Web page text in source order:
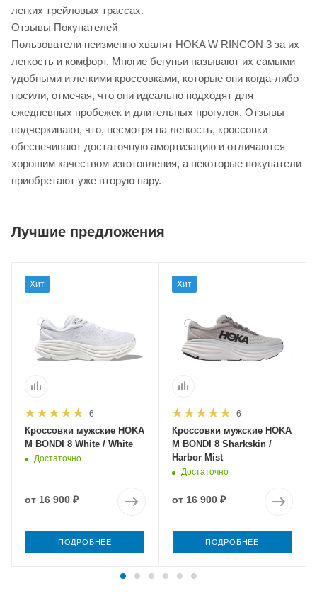
легких трейловых трассах.
Отзывы Покупателей
Пользователи неизменно хвалят HOKA W RINCON 3 за их
легкость и комфорт. Многие бегуньи называют их самыми
удобными и легкими кроссовками, которые они когда-либо
носили, отмечая, что они идеально подходят для
ежедневных пробежек и длительных прогулок. Отзывы
подчеркивают, что, несмотря на легкость, кроссовки
обеспечивают достаточную амортизацию и отличаются
хорошим качеством изготовления, а некоторые покупатели
приобретают уже вторую пару.
Лучшие предложения
Хит
6
Кроссовки мужские HOKA
M BONDI 8 White / White
Достаточно
от 16 900 ₽
ПОДРОБНЕЕ
Хит
6
Кроссовки мужские HOKA
M BONDI 8 Sharkskin /
Harbor Mist
Достаточно
от 16 900 ₽
ПОДРОБНЕЕ